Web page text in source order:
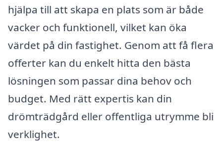
hjälpa till att skapa en plats som är både
vacker och funktionell, vilket kan öka
värdet på din fastighet. Genom att få flera
offerter kan du enkelt hitta den bästa
lösningen som passar dina behov och
budget. Med rätt expertis kan din
drömträdgård eller offentliga utrymme bli
verklighet.